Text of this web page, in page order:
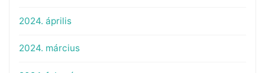
2024. április
2024. március